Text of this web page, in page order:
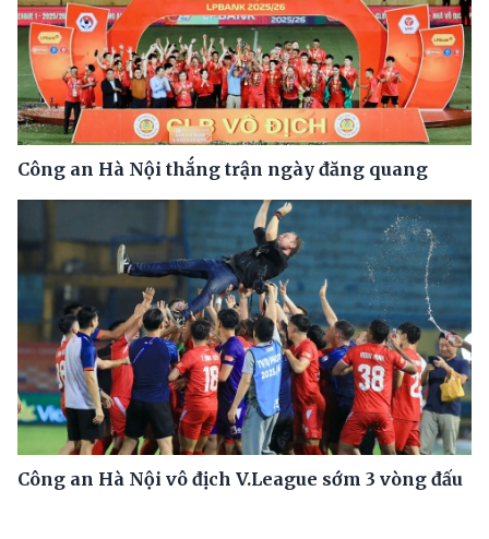
Công an Hà Nội thắng trận ngày đăng quang
Công an Hà Nội vô địch V.League sớm 3 vòng đấu